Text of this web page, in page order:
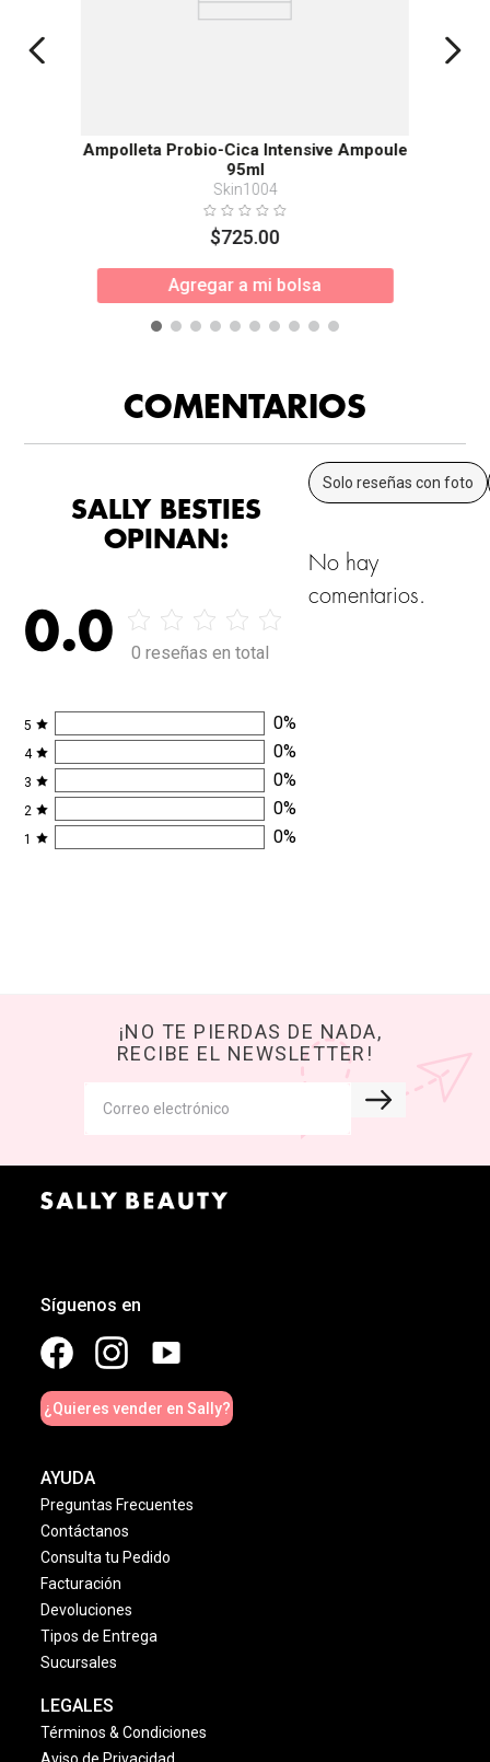
Ampolleta Probio-Cica Intensive Ampoule
95ml
Skin1004
$725.00
Agregar a mi bolsa
COMENTARIOS
SALLY BESTIES
OPINAN:
0.0 0 reseñas en total
5 0%
4 0%
3 0%
2 0%
1 0%
Solo reseñas con foto
No hay
comentarios.
¡NO TE PIERDAS DE NADA,
RECIBE EL NEWSLETTER!
Síguenos en
¿Quieres vender en Sally?
AYUDA
Preguntas Frecuentes
Contáctanos
Consulta tu Pedido
Facturación
Devoluciones
Tipos de Entrega
Sucursales
LEGALES
Términos & Condiciones